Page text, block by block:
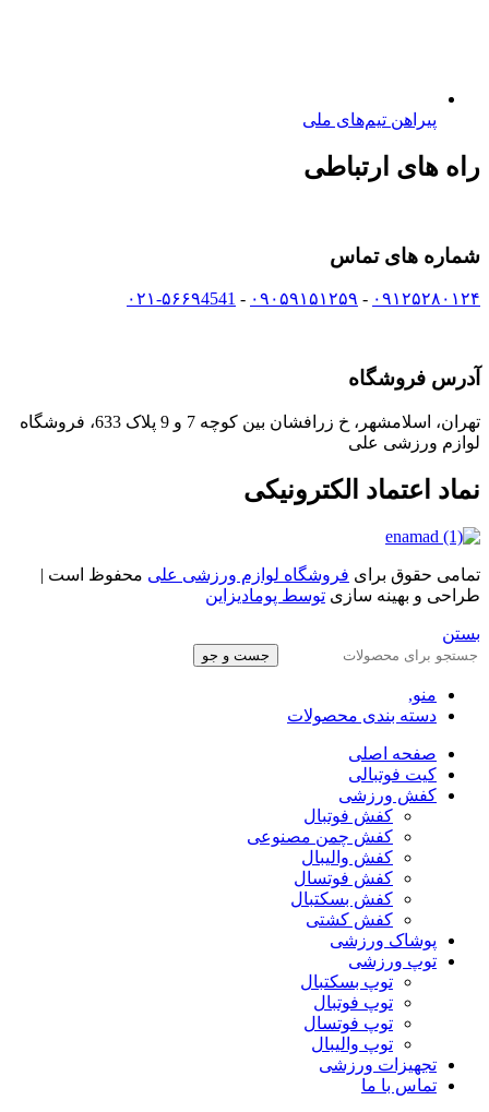
پیراهن تیم‌های ملی
راه های ارتباطی
شماره های تماس
۰۹۱۲۵۲۸۰۱۲۴ - ۰۹۰۵۹۱۵۱۲۵۹ - ۰۲۱-۵۶۶۹4541
آدرس فروشگاه
تهران، اسلامشهر، خ زرافشان بین کوچه 7 و 9 پلاک 633، فروشگاه
لوازم ورزشی علی
نماد اعتماد الکترونیکی
تمامی حقوق برای فروشگاه لوازم ورزشی علی محفوظ است |
طراحی و بهینه سازی توسط پومادیزاین
بستن
جست و جو
منو,
دسته بندی محصولات
صفحه اصلی
کیت فوتبالی
کفش ورزشی
کفش فوتبال
کفش چمن مصنوعی
کفش والیبال
کفش فوتسال
کفش بسکتبال
کفش کشتی
پوشاک ورزشی
توپ ورزشی
توپ بسکتبال
توپ فوتبال
توپ فوتسال
توپ والیبال
تجهیزات ورزشی
تماس با ما